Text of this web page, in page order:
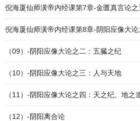
倪海厦仙师潢帝内经课第7章-金匮真言论
倪海厦仙师潢帝内经课第8章-阴阳应像大
（09）-阴阳应像大论之二：五臓之纪
（10）-阴阳应像大论之三：人与天地
（11）-阴阳应像大论之四：天之纪、地之
（12）-阴阳离合论